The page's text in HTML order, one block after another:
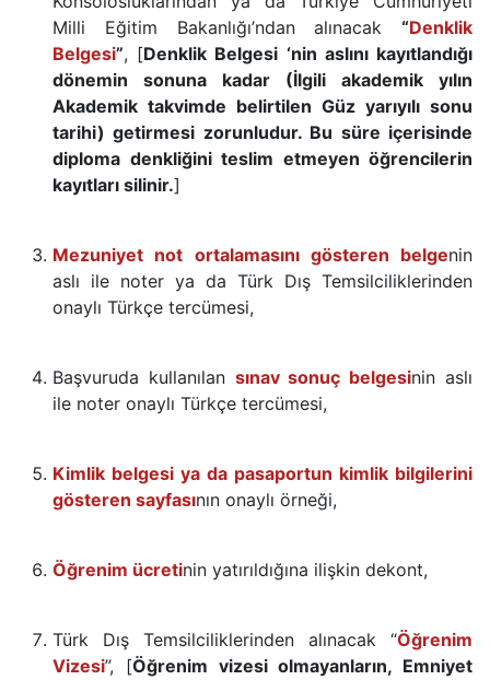
Milli Eğitim Bakanlığı’ndan alınacak “Denklik
Belgesi”, [Denklik Belgesi ‘nin aslını kayıtlandığı
dönemin sonuna kadar (İlgili akademik yılın
Akademik takvimde belirtilen Güz yarıyılı sonu
tarihi) getirmesi zorunludur. Bu süre içerisinde
diploma denkliğini teslim etmeyen öğrencilerin
kayıtları silinir.]
Mezuniyet not ortalamasını gösteren belgenin
aslı ile noter ya da Türk Dış Temsilciliklerinden
onaylı Türkçe tercümesi,
Başvuruda kullanılan sınav sonuç belgesinin aslı
ile noter onaylı Türkçe tercümesi,
Kimlik belgesi ya da pasaportun kimlik bilgilerini
gösteren sayfasının onaylı örneği,
Öğrenim ücretinin yatırıldığına ilişkin dekont,
Türk Dış Temsilciliklerinden alınacak “Öğrenim
Vizesi”, [Öğrenim vizesi olmayanların, Emniyet